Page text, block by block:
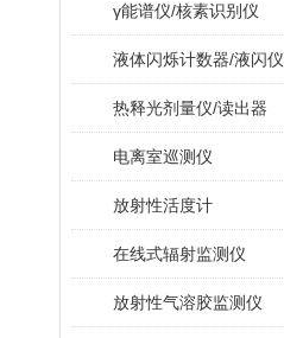
γ能谱仪/核素识别仪
液体闪烁计数器/液闪仪
热释光剂量仪/读出器
电离室巡测仪
放射性活度计
在线式辐射监测仪
放射性气溶胶监测仪